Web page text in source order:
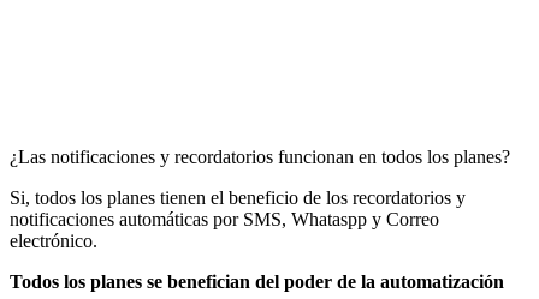
¿Las notificaciones y recordatorios funcionan en todos los planes?
Si, todos los planes tienen el beneficio de los recordatorios y
notificaciones automáticas por SMS, Whataspp y Correo
electrónico.
Todos los planes se benefician del poder de la automatización